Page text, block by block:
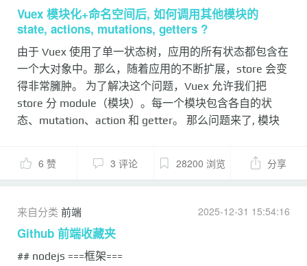
和 Browserify 之类打包工具 因为是`完整构建`, 所以可以
使用`template`选项, 如: ```javascript import Vue from
'vue...
Vuex 模块化+命名空间后, 如何调用其他模块的
state, actions, mutations, getters ?
由于 Vuex 使用了单一状态树，应用的所有状态都包含在
一个大对象中。那么，随着应用的不断扩展，store 会变
得非常臃肿。 为了解决这个问题，Vuex 允许我们把
store 分 module（模块）。每一个模块包含各自的状
态、mutation、action 和 getter。 那么问题来了, 模块
调用 模块 B 的`state, actions, mutations, getters`, 该肿
么办? 假设有这么两个模块: #### 模块A: ```javascript
actions = { async ['get']({commit, state, dispatch},
api.post('vip/getVipBaseInf...
6 赞 3 评论 28200 浏览 分享
来自分类 前端 2025-12-31 15:54:16
Github 前端收藏夹
## nodejs ===框架===